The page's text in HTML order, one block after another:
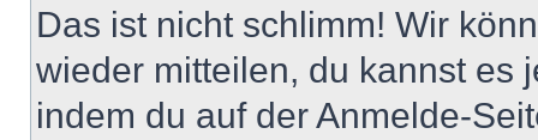
Das ist nicht schlimm! Wir
wieder mitteilen, du kannst es
indem du auf der Anmelde-